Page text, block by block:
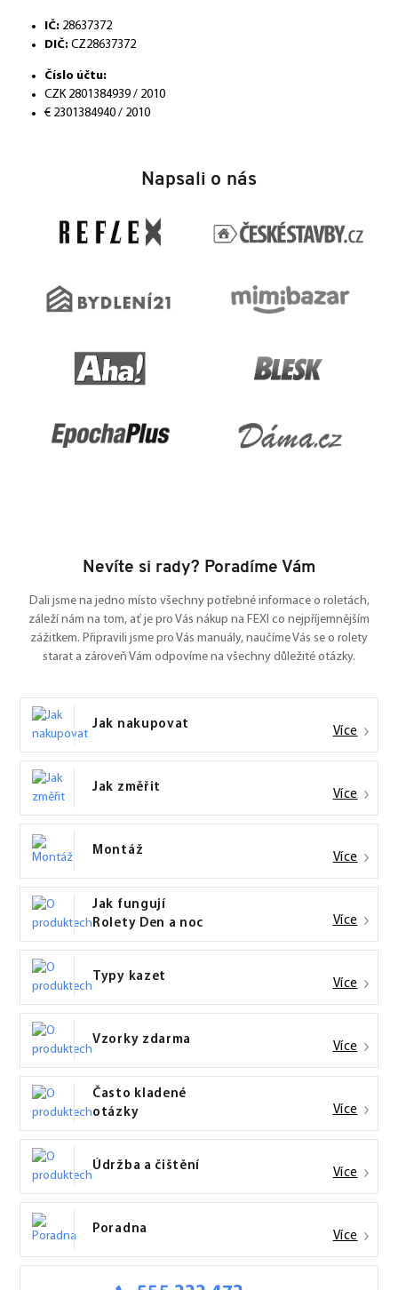
IČ: 28637372
DIČ: CZ28637372
Číslo účtu:
CZK 2801384939 / 2010
€ 2301384940 / 2010
Napsali o nás
Nevíte si rady? Poradíme Vám
Dali jsme na jedno místo všechny potřebné informace o roletách,
záleží nám na tom, ať je pro Vás nákup na FEXI co nejpříjemnějším
zážitkem. Připravili jsme pro Vás manuály, naučíme Vás se o rolety
starat a zároveň Vám odpovíme na všechny důležité otázky.
Jak nakupovat Více
Jak změřit Více
Montáž Více
Jak fungují
Rolety Den a noc
Více
Typy kazet Více
Vzorky zdarma Více
Často kladené
otázky
Více
Údržba a čištění Více
Poradna Více